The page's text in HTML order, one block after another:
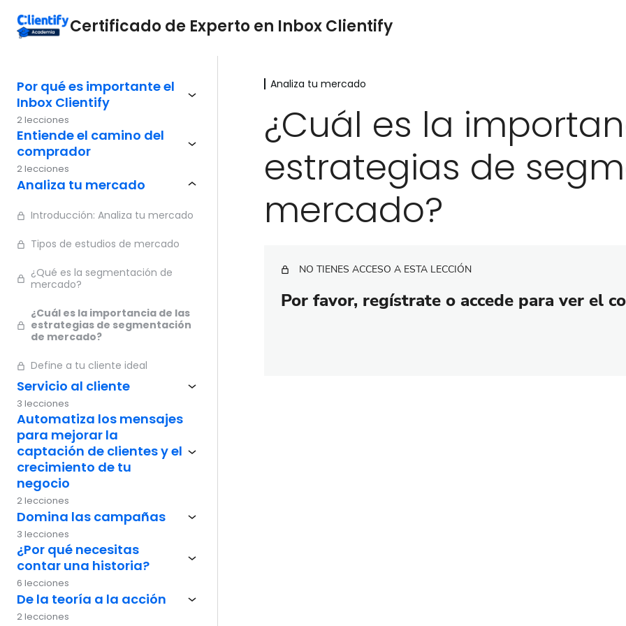
Certificado de Experto en Inbox Clientify
Por qué es importante el
Inbox Clientify
2 lecciones
Entiende el camino del
comprador
2 lecciones
Analiza tu mercado
Introducción: Analiza tu mercado
Tipos de estudios de mercado
¿Qué es la segmentación de
mercado?
¿Cuál es la importancia de las
estrategias de segmentación
de mercado?
Define a tu cliente ideal
Servicio al cliente
3 lecciones
Automatiza los mensajes
para mejorar la
captación de clientes y el
crecimiento de tu
negocio
2 lecciones
Domina las campañas
3 lecciones
¿Por qué necesitas
contar una historia?
6 lecciones
De la teoría a la acción
2 lecciones
Analiza tu mercado
¿Cuál es la
estrategias de
mercado?
NO TIENES ACCESO A ESTA LECCIÓN
Por favor, regístrate o accede para ver el